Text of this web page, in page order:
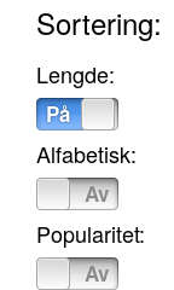
Sortering:
Lengde:
På
Alfabetisk:
Av
Popularitet:
Av